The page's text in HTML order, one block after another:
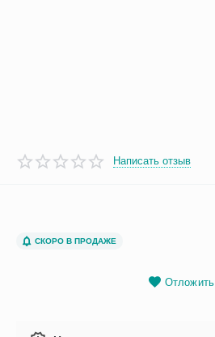
Написать отзыв
СКОРО В ПРОДАЖЕ
Отложить